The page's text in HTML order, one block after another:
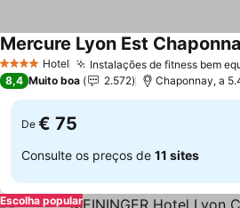
4 EstrelasHotel Instalações de fitness bem
Mercure Lyon Est
8,4 Muito boa 2.572 Chaponnay, a
De € 75
Consulte os preços de 11 sites
Escolha popular